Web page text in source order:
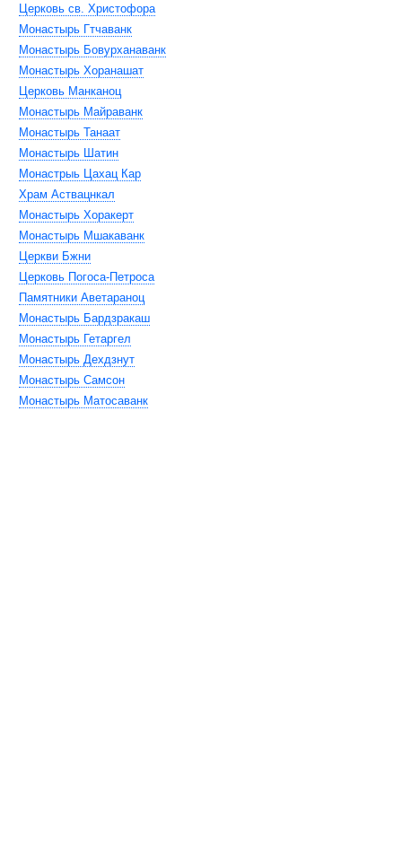
Церковь св. Христофора
Монастырь Гтчаванк
Монастырь Бовурханаванк
Монастырь Хоранашат
Церковь Манканоц
Монастырь Майраванк
Монастырь Танаат
Монастырь Шатин
Монастрыь Цахац Кар
Храм Аствацнкал
Монастырь Хоракерт
Монастырь Мшакаванк
Церкви Бжни
Церковь Погоса-Петроса
Памятники Аветараноц
Монастырь Бардзракаш
Монастырь Гетаргел
Монастырь Дехдзнут
Монастырь Самсон
Монастырь Матосаванк